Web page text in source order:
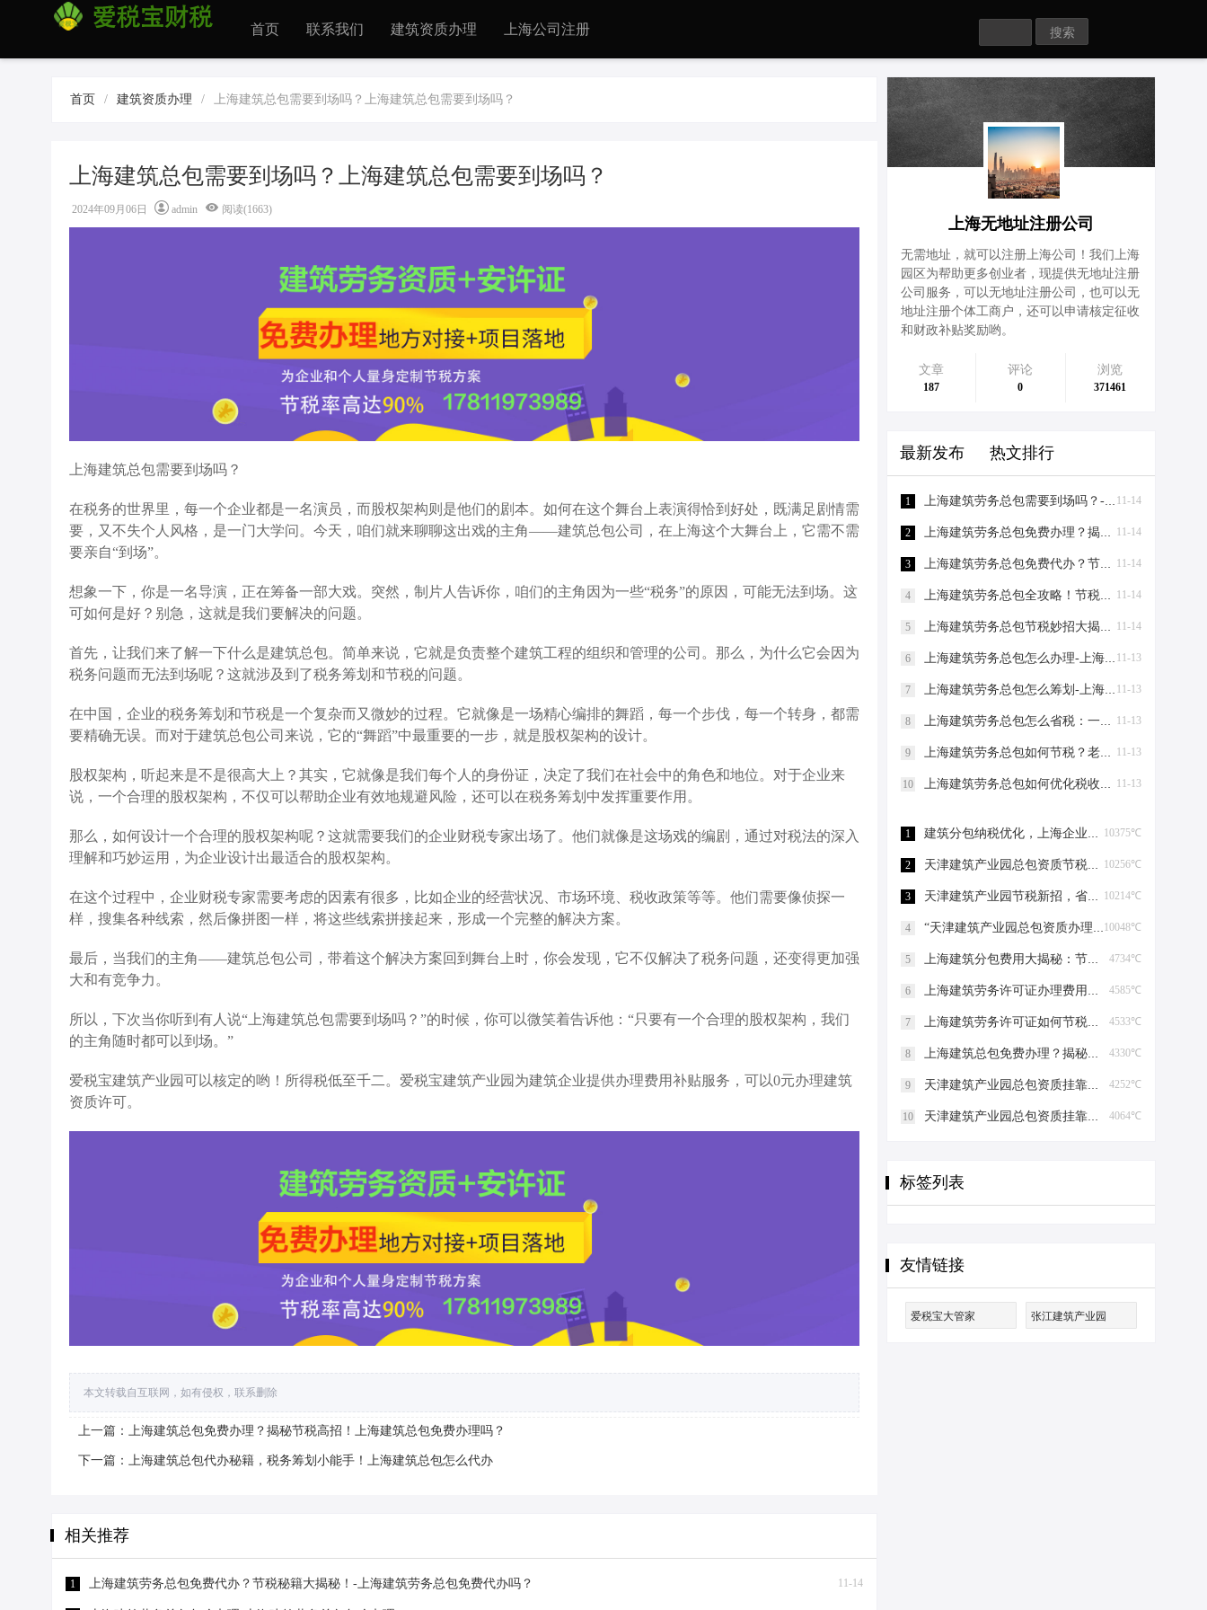
首页 联系我们 建筑资质办理 上海公司注册
首页 / 建筑资质办理 / 上海建筑总包需要到场吗？上海建筑总包需要到场吗？
上海建筑总包需要到场吗？上海建筑总包需要到场吗？
2024年09月06日 admin 阅读(1663)
上海建筑总包需要到场吗？
在税务的世界里，每一个企业都是一名演员，而股权架构则是他们的剧本。如何在这个舞台上表演得恰到好处，既满足剧情需
要，又不失个人风格，是一门大学问。今天，咱们就来聊聊这出戏的主角——建筑总包公司，在上海这个大舞台上，它需不需
要亲自“到场”。
想象一下，你是一名导演，正在筹备一部大戏。突然，制片人告诉你，咱们的主角因为一些“税务”的原因，可能无法到场。这
可如何是好？别急，这就是我们要解决的问题。
首先，让我们来了解一下什么是建筑总包。简单来说，它就是负责整个建筑工程的组织和管理的公司。那么，为什么它会因为
税务问题而无法到场呢？这就涉及到了税务筹划和节税的问题。
在中国，企业的税务筹划和节税是一个复杂而又微妙的过程。它就像是一场精心编排的舞蹈，每一个步伐，每一个转身，都需
要精确无误。而对于建筑总包公司来说，它的“舞蹈”中最重要的一步，就是股权架构的设计。
股权架构，听起来是不是很高大上？其实，它就像是我们每个人的身份证，决定了我们在社会中的角色和地位。对于企业来
说，一个合理的股权架构，不仅可以帮助企业有效地规避风险，还可以在税务筹划中发挥重要作用。
那么，如何设计一个合理的股权架构呢？这就需要我们的企业财税专家出场了。他们就像是这场戏的编剧，通过对税法的深入
理解和巧妙运用，为企业设计出最适合的股权架构。
在这个过程中，企业财税专家需要考虑的因素有很多，比如企业的经营状况、市场环境、税收政策等等。他们需要像侦探一
样，搜集各种线索，然后像拼图一样，将这些线索拼接起来，形成一个完整的解决方案。
最后，当我们的主角——建筑总包公司，带着这个解决方案回到舞台上时，你会发现，它不仅解决了税务问题，还变得更加强
大和有竞争力。
所以，下次当你听到有人说“上海建筑总包需要到场吗？”的时候，你可以微笑着告诉他：“只要有一个合理的股权架构，我们
的主角随时都可以到场。”
爱税宝建筑产业园可以核定的哟！所得税低至千二。爱税宝建筑产业园为建筑企业提供办理费用补贴服务，可以0元办理建筑
资质许可。
本文转载自互联网，如有侵权，联系删除
上一篇：上海建筑总包免费办理？揭秘节税高招！上海建筑总包免费办理吗？
下一篇：上海建筑总包代办秘籍，税务筹划小能手！上海建筑总包怎么代办
相关推荐
11-14
1 上海建筑劳务总包免费代办？节税秘籍大揭秘！-上海建筑劳务总包免费代办吗？
上海无地址注册公司
无需地址，就可以注册上海公司！我们上海
园区为帮助更多创业者，现提供无地址注册
公司服务，可以无地址注册公司，也可以无
地址注册个体工商户，还可以申请核定征收
和财政补贴奖励哟。
文章
187
评论
0
浏览
371461
最新发布 热文排行
11-14
1 上海建筑劳务总包需要到场吗？-上海建筑劳务总包需要到场吗？
11-14
2 上海建筑劳务总包免费办理？揭秘节税新策略！-上海建筑劳务总包免费办理吗？
11-14
3 上海建筑劳务总包免费代办？节税秘籍大揭秘！-上海建筑劳务总包免费代办吗？
11-14
4 上海建筑劳务总包全攻略！节税妙招大揭秘，老板必看！-上海建筑劳务总包流程和要求
11-14
5 上海建筑劳务总包节税妙招大揭秘！老板必看，省到就是赚到！-上海建筑劳务总包怎么节税
11-13
6 上海建筑劳务总包怎么办理-上海建筑劳务总包怎么办理
11-13
7 上海建筑劳务总包怎么筹划-上海建筑劳务总包怎么筹划
11-13
8 上海建筑劳务总包怎么省税：一场老板与财税专家的“节税”对话-上海建筑劳务总包怎么省税
11-13
9 上海建筑劳务总包如何节税？老板们看过来，这两招让您省下一辆车的钱！-上海建筑劳务总包如何节税
11-13
10 上海建筑劳务总包如何优化税收：节税小妙招助你轻松省钱！-上海建筑劳务总包如何优化税收
10375℃
1 建筑分包纳税优化，上海企业如何“节税”上海建筑分包纳税优化
10256℃
2 天津建筑产业园总包资质节税，妙招连连看！天津建筑产业园总包资质节税优化
10214℃
3 天津建筑产业园节税新招，省钱大法好嗨哟！天津建筑产业园总包资质节税优化
10048℃
4 “天津建筑产业园总包资质办理”轻松get，关键步骤大揭秘！天津建筑产业园总包资质办理
4734℃
5 上海建筑分包费用大揭秘：节税攻略与股权布局艺术上海建筑分包有什么费用
4585℃
6 上海建筑劳务许可证办理费用揭秘，省钱有妙招！上海建筑劳务许可证办理费用是多少
4533℃
7 上海建筑劳务许可证如何节税上海建筑劳务许可证如何节税
4330℃
8 上海建筑总包免费办理？揭秘节税高招！上海建筑总包免费办理吗？
4252℃
9 天津建筑产业园总包资质挂靠的那些事儿天津建筑产业园总包资质挂靠
4064℃
10 天津建筑产业园总包资质挂靠的那些事儿天津建筑产业园总包资质挂靠
标签列表
友情链接
爱税宝大管家 张江建筑产业园